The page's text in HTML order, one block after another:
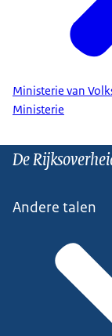
Ministerie van
Ministerie
De
Andere talen